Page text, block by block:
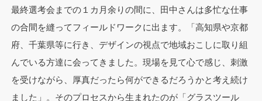
最終選考会までの１カ月余りの間に、田中さんは多忙な仕事
の合間を縫ってフィールドワークに出ます。「高知県や京都
府、千葉県等に行き、デザインの視点で地域おこしに取り組
んでいる方達に会ってきました。現場を見て心で感じ、刺激
を受けながら、厚真だったら何ができるだろうかと考え続け
ました」。そのプロセスから生まれたのが「グラスツール